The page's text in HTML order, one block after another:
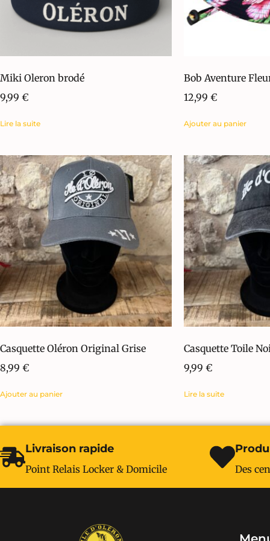
Miki Oleron brodé
9,99 €
Lire la suite
Bob Aventure
12,99 €
Ajouter au panier
Casquette Oléron Original Grise
8,99 €
Ajouter au panier
Casquette Toile
9,99 €
Lire la suite
Livraison rapide
Point Relais Locker & Domicile Des